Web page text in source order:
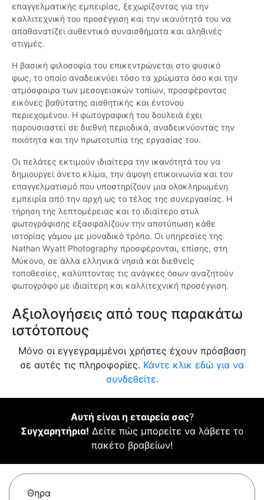
επαγγελματικής εμπειρίας, ξεχωρίζοντας για την
καλλιτεχνική του προσέγγιση και την ικανότητά του να
απαθανατίζει αυθεντικά συναισθήματα και αληθινές
στιγμές.
Η βασική φιλοσοφία του επικεντρώνεται στο φυσικό
φως, το οποίο αναδεικνύει τόσο τα χρώματα όσο και την
ατμόσφαιρα των μεσογειακών τοπίων, προσφέροντας
εικόνες βαθύτατης αισθητικής και έντονου
περιεχομένου. Η φωτογραφική του δουλειά έχει
παρουσιαστεί σε διεθνή περιοδικά, αναδεικνύοντας την
ποιότητα και την πρωτοτυπία της εργασίας του.
Οι πελάτες εκτιμούν ιδιαίτερα την ικανότητά του να
δημιουργεί άνετο κλίμα, την άψογη επικοινωνία και τον
επαγγελματισμό που υποστηρίζουν μια ολοκληρωμένη
εμπειρία από την αρχή ως το τέλος της συνεργασίας. Η
τήρηση της λεπτομέρειας και το ιδιαίτερο στυλ
φωτογράφισης εξασφαλίζουν την αποτύπωση κάθε
ιστορίας γάμου με μοναδικό τρόπο. Οι υπηρεσίες της
Nathan Wyatt Photography προσφέρονται, επίσης, στη
Μύκονο, σε άλλα ελληνικά νησιά και διεθνείς
τοποθεσίες, καλύπτοντας τις ανάγκες όσων αναζητούν
φωτογράφο με ιδιαίτερη και καλλιτεχνική προσέγγιση.
Αξιολογήσεις από τους παρακάτω
ιστότοπους
Μόνο οι εγγεγραμμένοι χρήστες έχουν πρόσβαση
σε αυτές τις πληροφορίες. Κάντε κλικ εδώ για να
συνδεθείτε.
Αυτή είναι η εταιρεία σας?
Συγχαρητήρια! Δείτε πώς μπορείτε να λάβετε το
πακέτο βραβείων!
Θηρα